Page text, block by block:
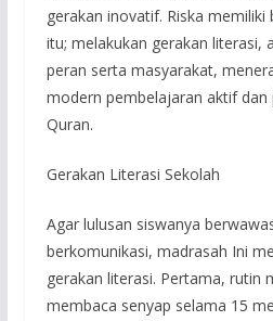
gerakan inovatif. Riska
itu; melakukan gerakan literasi,
peran serta masyarakat,
modern pembelajaran aktif
Quran.
Gerakan Literasi Sekolah
Agar lulusan siswanya
berkomunikasi, madrasah Ini
gerakan literasi. Pertama, rutin
membaca senyap selama 15